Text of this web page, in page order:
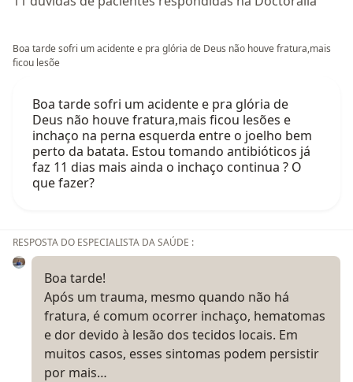
Boa tarde sofri um acidente e pra glória de Deus não houve fratura,mais
ficou lesõe
Boa tarde sofri um acidente e pra glória de
Deus não houve fratura,mais ficou lesões e
inchaço na perna esquerda entre o joelho bem
perto da batata. Estou tomando antibióticos já
faz 11 dias mais ainda o inchaço continua ? O
que fazer?
RESPOSTA DO ESPECIALISTA DA SAÚDE :
Boa tarde!
Após um trauma, mesmo quando não há
fratura, é comum ocorrer inchaço, hematomas
e dor devido à lesão dos tecidos locais. Em
muitos casos, esses sintomas podem persistir
por mais…